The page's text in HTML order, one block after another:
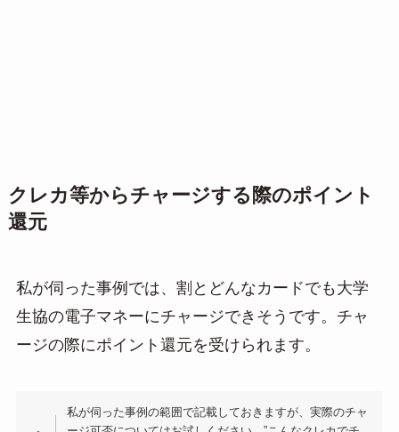
クレカ等からチャージする際のポイント
還元
私が伺った事例では、割とどんなカードでも大学
生協の電子マネーにチャージできそうです。チャ
ージの際にポイント還元を受けられます。
私が伺った事例の範囲で記載しておきますが、実際のチャ